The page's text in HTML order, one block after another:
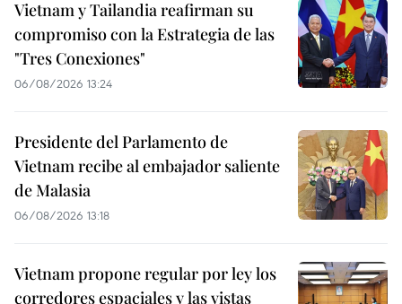
Vietnam y Tailandia reafirman su
compromiso con la Estrategia de las
"Tres Conexiones"
06/08/2026 13:24
Presidente del Parlamento de
Vietnam recibe al embajador saliente
de Malasia
06/08/2026 13:18
Vietnam propone regular por ley los
corredores espaciales y las vistas